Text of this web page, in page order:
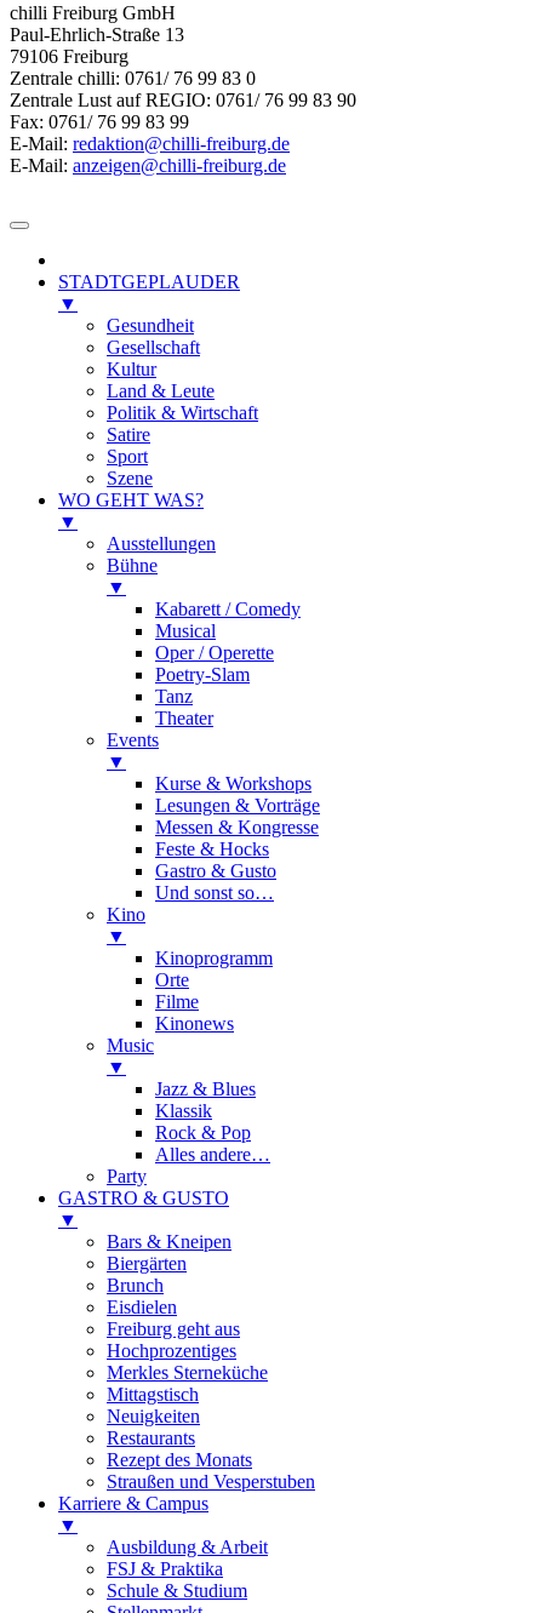
chilli Freiburg GmbH
Paul-Ehrlich-Straße 13
79106 Freiburg
Zentrale chilli: 0761/ 76 99 83 0
Zentrale Lust auf REGIO: 0761/ 76 99 83 90
Fax: 0761/ 76 99 83 99
E-Mail: redaktion@chilli-freiburg.de
E-Mail: anzeigen@chilli-freiburg.de
STADTGEPLAUDER
▼
Gesundheit
Gesellschaft
Kultur
Land & Leute
Politik & Wirtschaft
Satire
Sport
Szene
WO GEHT WAS?
▼
Ausstellungen
Bühne
▼
Kabarett / Comedy
Musical
Oper / Operette
Poetry-Slam
Tanz
Theater
Events
▼
Kurse & Workshops
Lesungen & Vorträge
Messen & Kongresse
Feste & Hocks
Gastro & Gusto
Und sonst so…
Kino
▼
Kinoprogramm
Orte
Filme
Kinonews
Music
▼
Jazz & Blues
Klassik
Rock & Pop
Alles andere…
Party
GASTRO & GUSTO
▼
Bars & Kneipen
Biergärten
Brunch
Eisdielen
Freiburg geht aus
Hochprozentiges
Merkles Sterneküche
Mittagstisch
Neuigkeiten
Restaurants
Rezept des Monats
Straußen und Vesperstuben
Karriere & Campus
▼
Ausbildung & Arbeit
FSJ & Praktika
Schule & Studium